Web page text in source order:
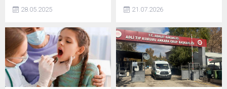
Recep Tayyip Erdoğan'ın
yarın Azerbaycan'ı ziyaret
28.05.2025
değişen tatil alışkanlıklarını
değerlendiren Prof. Dr. Esra
denildiğinde akla ilk olarak
otel seçeneklerinin
gelmesine ilişkin önemli
tespitlerde bulundu.
21.07.2026